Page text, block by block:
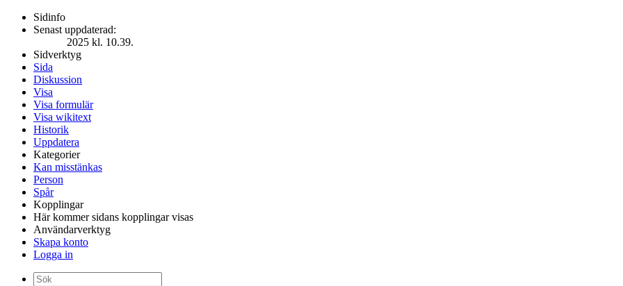
Sidinfo
Senast uppdaterad:
2025 kl. 10.39.
Sidverktyg
Sida
Diskussion
Visa
Visa formulär
Visa wikitext
Historik
Uppdatera
Kategorier
Kan misstänkas
Person
Spår
Kopplingar
Här kommer sidans kopplingar visas
Användarverktyg
Skapa konto
Logga in